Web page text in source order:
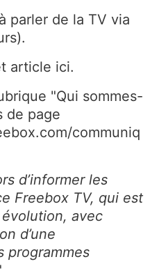
parler de la TV via
article ici.
"Qui sommes-
de page
communiq
d’informer les
Freebox TV, qui est
avec
d’une
programmes